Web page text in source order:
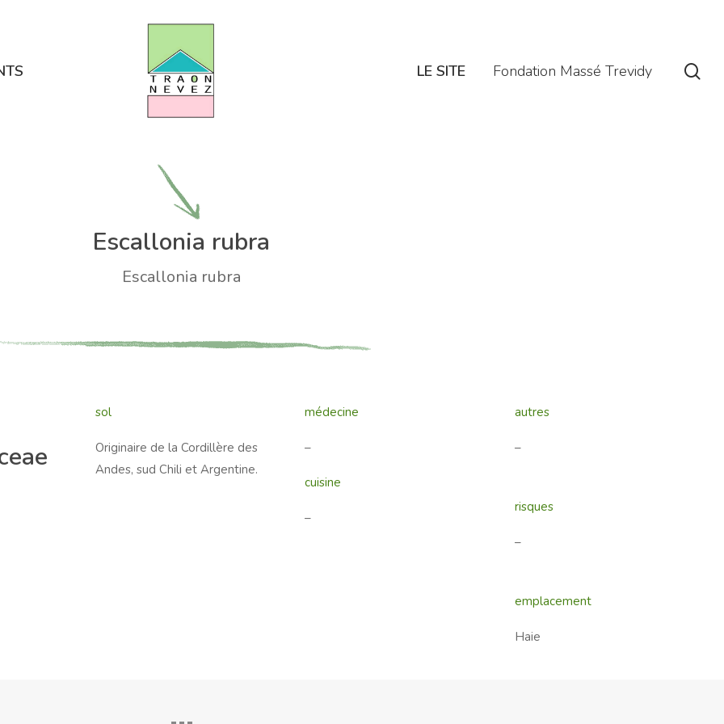
LE SITE Fondation Massé Trevidy
Escallonia rubra
Escallonia rubra
sol
Originaire de la Cordillère des
Andes, sud Chili et Argentine.
médecine
–
cuisine
–
autres
–
risques
–
emplacement
Haie